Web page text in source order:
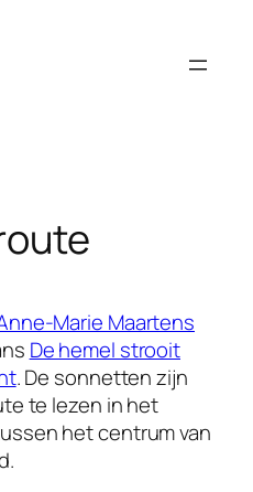
Marie Maartens
De hemel strooit
. De sonnetten zijn
te lezen in het
het centrum van